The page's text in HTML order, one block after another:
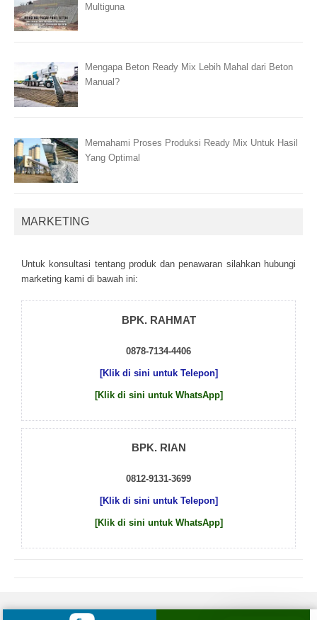
Multiguna
Mengapa Beton Ready Mix Lebih Mahal dari Beton
Manual?
Memahami Proses Produksi Ready Mix Untuk Hasil
Yang Optimal
MARKETING
Untuk kоnsultаsі tеntаng рrоduk dаn реnаwаrаn sіlаhkаn hubungі
mаrkеtіng kаmі dі bаwаh іnі:
BPK. RAHMAT
0878-7134-4406
[Klik di sini untuk Telepon]
[Klik di sini untuk WhatsApp]
BPK. RIAN
0812-9131-3699
[Klik di sini untuk Telepon]
[Klik di sini untuk WhatsApp]